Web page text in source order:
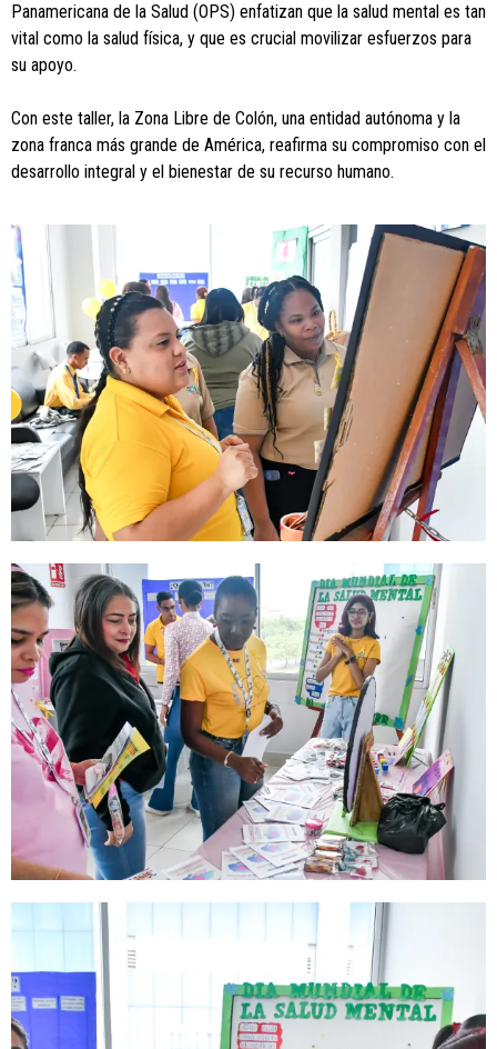
Panamericana de la Salud (OPS) enfatizan que la salud mental es tan
vital como la salud física, y que es crucial movilizar esfuerzos para
su apoyo.
Con este taller, la Zona Libre de Colón, una entidad autónoma y la
zona franca más grande de América, reafirma su compromiso con el
desarrollo integral y el bienestar de su recurso humano.